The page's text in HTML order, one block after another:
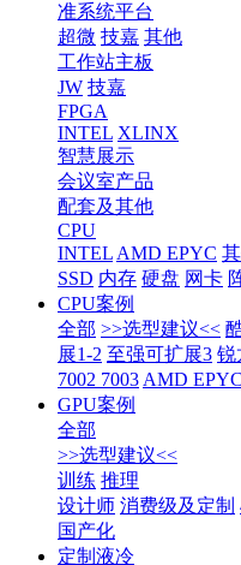
准系统平台
超微 技嘉 其他
工作站主板
JW 技嘉
FPGA
INTEL XLINX
智慧展示
会议室产品
配套及其他
CPU
INTEL AMD EPYC
SSD 内存 硬盘 网卡
CPU案例
全部 >>选型建议<<
展1-2 至强可扩展3 锐
7002 7003 AMD
GPU案例
全部
>>选型建议<<
训练 推理
设计师 消费级及定制
国产化
定制液冷